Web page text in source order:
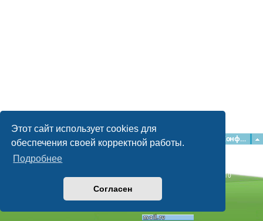
Этот сайт использует cookies для
обеспечения своей корректной работы.
Подробнее
Согласен
Главная Форумы Конфиденциальность
Наша команда
Time: 0.057s| Peak Memory Usage: 2.15 МБ | GZIP: Off |
Queries: 10
© phpBB Guru, 2004—2026
Powered by
Style byArtodia